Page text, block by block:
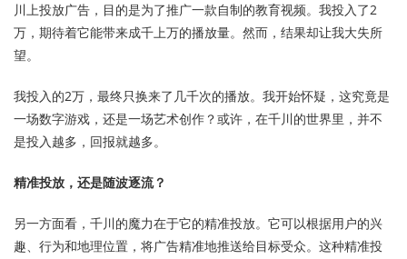
川上投放广告，目的是为了推广一款自制的教育视频。我投入了2
万，期待着它能带来成千上万的播放量。然而，结果却让我大失所
望。
我投入的2万，最终只换来了几千次的播放。我开始怀疑，这究竟是
一场数字游戏，还是一场艺术创作？或许，在千川的世界里，并不
是投入越多，回报就越多。
精准投放，还是随波逐流？
另一方面看，千川的魔力在于它的精准投放。它可以根据用户的兴
趣、行为和地理位置，将广告精准地推送给目标受众。这种精准投